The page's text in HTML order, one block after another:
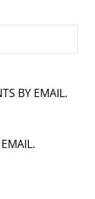
BY EMAIL.